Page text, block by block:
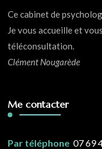
Ce cabinet de
Je vous accueille et
téléconsultation.
Clément Nougarède
Me contacter
Par téléphone 07 69